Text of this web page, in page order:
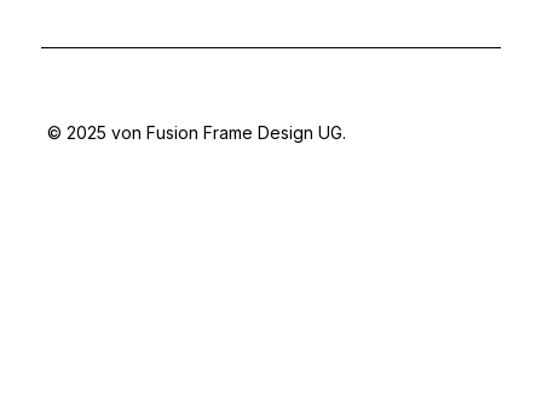
© 2025 von Fusion Frame Design UG.